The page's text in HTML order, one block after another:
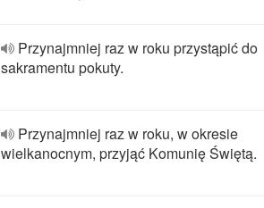
Przynajmniej raz w roku przystąpić do
sakramentu pokuty.
Przynajmniej raz w roku, w okresie
wielkanocnym, przyjąć Komunię Świętą.